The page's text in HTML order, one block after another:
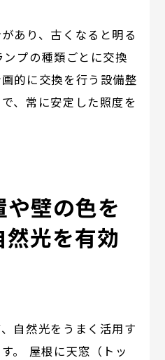
あり、古くなると明る
プの種類ごとに交換
的に交換を行う設備整
、常に安定した照度を
壁の色を
光を有効
自然光をうまく活用す
。 屋根に天窓（トッ